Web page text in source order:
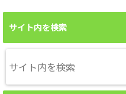
サイト内を検索